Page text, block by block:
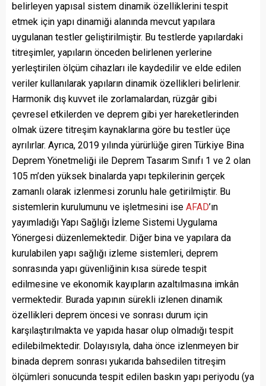
belirleyen yapısal sistem dinamik özelliklerini tespit
etmek için yapı dinamiği alanında mevcut yapılara
uygulanan testler geliştirilmiştir. Bu testlerde yapılardaki
titreşimler, yapıların önceden belirlenen yerlerine
yerleştirilen ölçüm cihazları ile kaydedilir ve elde edilen
veriler kullanılarak yapıların dinamik özellikleri belirlenir.
Harmonik dış kuvvet ile zorlamalardan, rüzgâr gibi
çevresel etkilerden ve deprem gibi yer hareketlerinden
olmak üzere titreşim kaynaklarına göre bu testler üçe
ayrılırlar. Ayrıca, 2019 yılında yürürlüğe giren Türkiye Bina
Deprem Yönetmeliği ile Deprem Tasarım Sınıfı 1 ve 2 olan
105 m’den yüksek binalarda yapı tepkilerinin gerçek
zamanlı olarak izlenmesi zorunlu hale getirilmiştir. Bu
sistemlerin kurulumunu ve işletmesini ise AFAD’ın
yayımladığı Yapı Sağlığı İzleme Sistemi Uygulama
Yönergesi düzenlemektedir. Diğer bina ve yapılara da
kurulabilen yapı sağlığı izleme sistemleri, deprem
sonrasında yapı güvenliğinin kısa sürede tespit
edilmesine ve ekonomik kayıpların azaltılmasına imkân
vermektedir. Burada yapının sürekli izlenen dinamik
özellikleri deprem öncesi ve sonrası durum için
karşılaştırılmakta ve yapıda hasar olup olmadığı tespit
edilebilmektedir. Dolayısıyla, daha önce izlenmeyen bir
binada deprem sonrası yukarıda bahsedilen titreşim
ölçümleri sonucunda tespit edilen baskın yapı periyodu (ya